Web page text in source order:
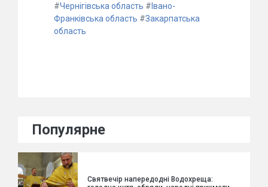
#Чернігівська область # Івано-
Франківська область #Закарпатська
область
Популярне
Святвечір напередодні Водохреща: